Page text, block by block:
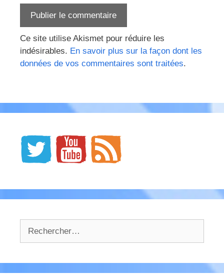
Ce site utilise Akismet pour réduire les
indésirables. En savoir plus sur la façon dont les
données de vos commentaires sont traitées.